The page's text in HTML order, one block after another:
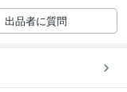
出品者に質問